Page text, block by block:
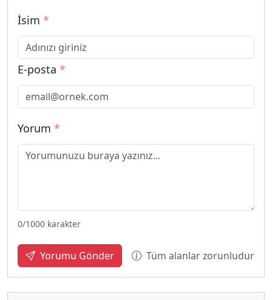
İsim *
E-posta *
Yorum *
0/1000 karakter
Yorumu Gönder Tüm alanlar zorunludur